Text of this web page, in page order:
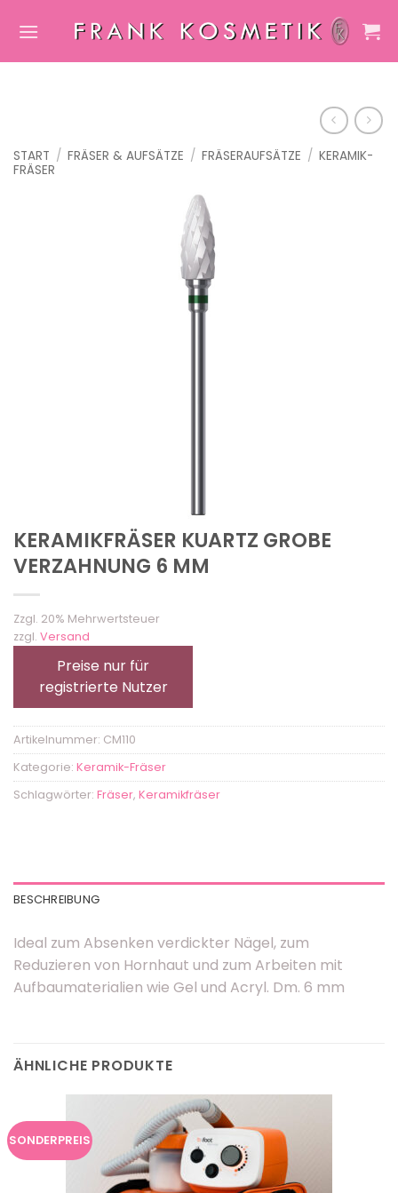
Inhalt
START / FRÄSER & AUFSÄTZE / FRÄSERAUFSÄTZE / KERAMIK-
FRÄSER
KERAMIKFRÄSER KUARTZ GROBE
VERZAHNUNG 6 MM
Zzgl. 20% Mehrwertsteuer
zzgl. Versand
Preise nur für
registrierte Nutzer
Artikelnummer: CM110
Kategorie: Keramik-Fräser
Schlagwörter: Fräser, Keramikfräser
BESCHREIBUNG
Ideal zum Absenken verdickter Nägel, zum
Reduzieren von Hornhaut und zum Arbeiten mit
Aufbaumaterialien wie Gel und Acryl. Dm. 6 mm
ÄHNLICHE PRODUKTE
SONDERPREIS